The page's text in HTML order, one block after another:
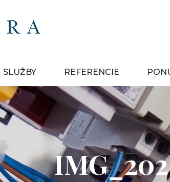
SLUŽBY REFERENCIE